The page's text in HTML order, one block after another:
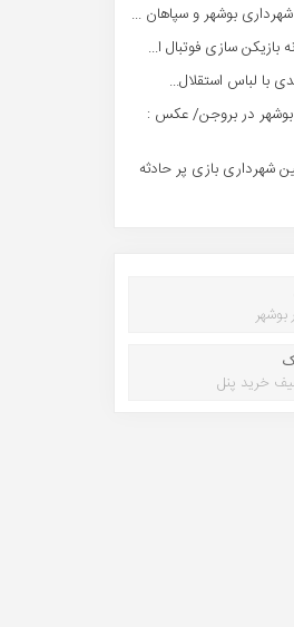
بوشهر و سپاهان ...
بازیکن سازی فوتبال ا...
با لباس استقلال...
بوشهر در بروجن/ عکس :
شهرداری بازی پر حادثه